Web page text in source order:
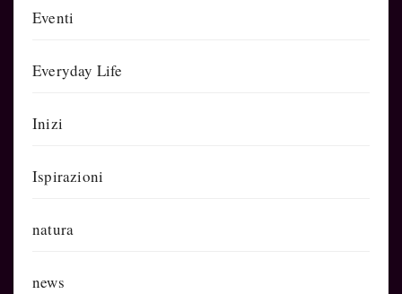
Eventi
Everyday Life
Inizi
Ispirazioni
natura
news